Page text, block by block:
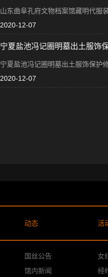
山东曲阜孔府文物档案馆藏明代服
2020-12-07
宁夏盐池冯记圈明墓出土服饰
宁夏盐池冯记圈明墓出土服饰保护
2020-12-07
动态 活
国丝公告
馆内新闻
女
经